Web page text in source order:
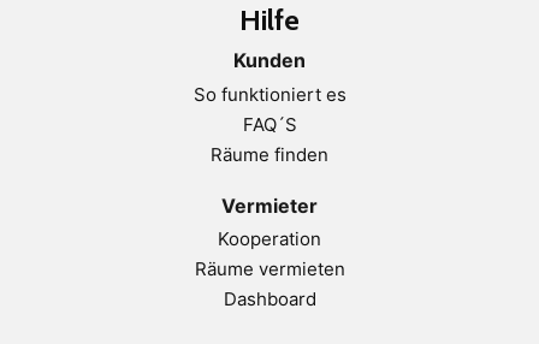
Hilfe
Kunden
So funktioniert es
FAQ´S
Räume finden
Vermieter
Kooperation
Räume vermieten
Dashboard